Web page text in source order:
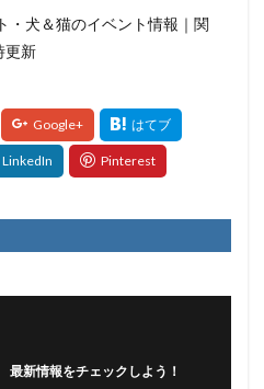
犬＆猫のイベント情報｜関
更新
最新情報をチェックしよう！